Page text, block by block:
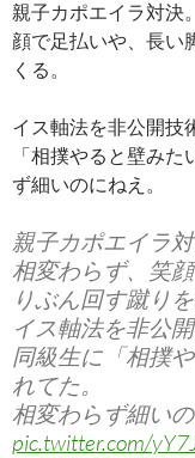
親子カポエイラ対決
顔で足払いや、長い
くる。
イス軸法を非公開技
「相撲やると壁み
ず細いのにねえ。
親子カポエイラ
相変わらず、笑
りぶん回す蹴り
イス軸法を非公
同級生に「相撲
れてた。
相変わらず細いの
pic.twitter.com/